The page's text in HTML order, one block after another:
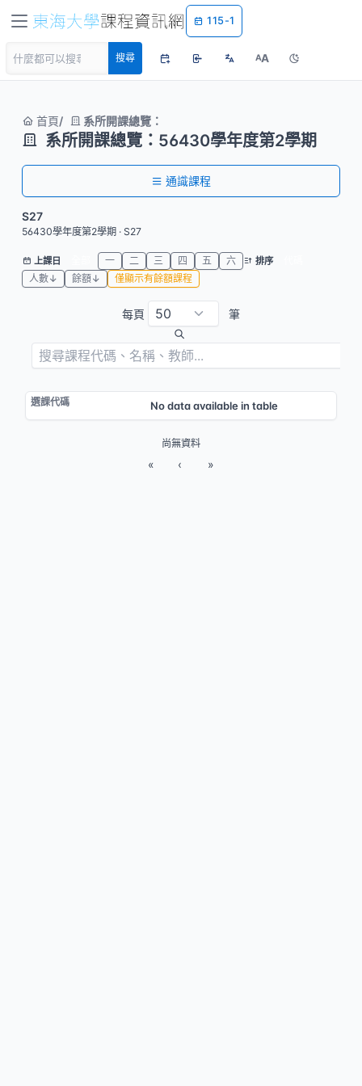
115-1
搜尋 AA
首頁 系所開課總覽：
系所開課總覽：56430學年度第2學期
通識課程
S27
56430學年度第2學期 · S27
上課日 一 二 三 四 五 六 排序
人數↓
餘額↓ 僅顯示有餘額課程
每頁 筆
No data available in table
尚無資料
« ‹ »